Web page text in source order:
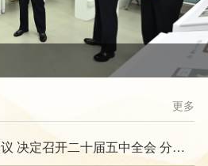
更多
中共中央政治局召开会议 决定召开二十届五中全会 分析研究当前经济形势和经济工作 中共中央总书记习近平主持会议